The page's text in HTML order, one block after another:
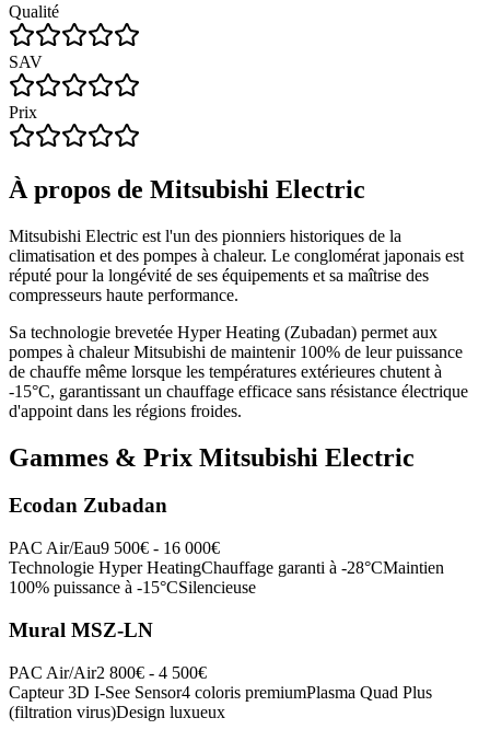
Qualité
SAV
Prix
À propos de Mitsubishi Electric
Mitsubishi Electric est l'un des pionniers historiques de la
climatisation et des pompes à chaleur. Le conglomérat japonais est
réputé pour la longévité de ses équipements et sa maîtrise des
compresseurs haute performance.
Sa technologie brevetée Hyper Heating (Zubadan) permet aux
pompes à chaleur Mitsubishi de maintenir 100% de leur puissance
de chauffe même lorsque les températures extérieures chutent à
-15°C, garantissant un chauffage efficace sans résistance électrique
d'appoint dans les régions froides.
Gammes & Prix Mitsubishi Electric
Ecodan Zubadan
PAC Air/Eau9 500€ - 16 000€
Technologie Hyper HeatingChauffage garanti à -28°CMaintien
100% puissance à -15°CSilencieuse
Mural MSZ-LN
PAC Air/Air2 800€ - 4 500€
Capteur 3D I-See Sensor4 coloris premiumPlasma Quad Plus
(filtration virus)Design luxueux